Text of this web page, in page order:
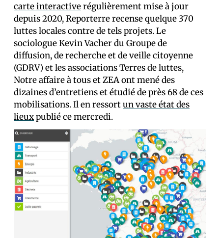
carte interactiverégulièrement mise à jour
depuis 2020, Reporterre recense quelque 370
luttes locales contre de tels projets. Le
sociologue Kevin Vacher du Groupe de
diffusion, de recherche et de veille citoyenne
(GDRV) et les associations Terres de luttes,
Notre affaire à tous et ZEA ont mené des
dizaines d’entretiens et étudié de près 68 de ces
mobilisations. Il en ressortun vaste état des
lieuxpublié ce mercredi.